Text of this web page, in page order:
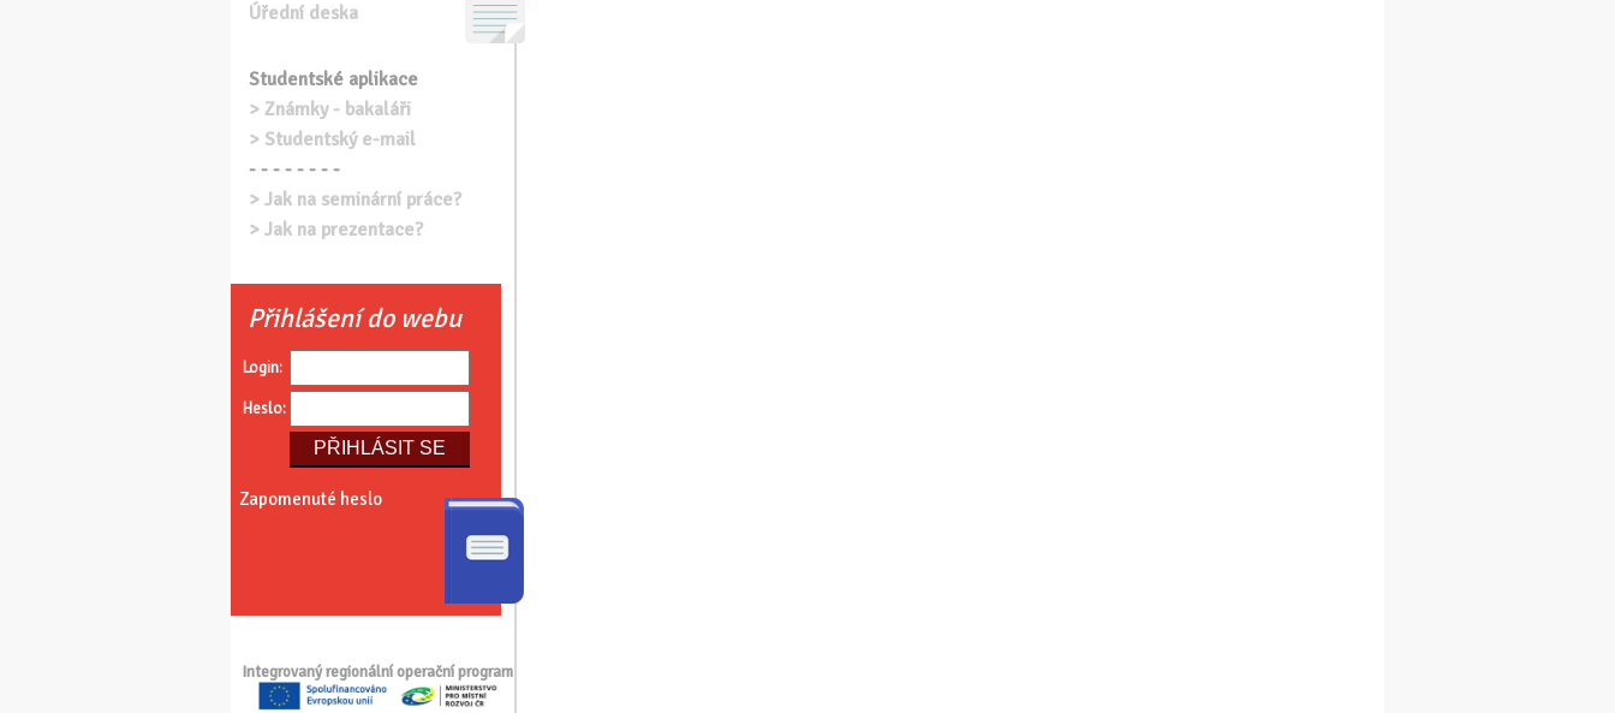
Úřední deska
Studentské aplikace
> Známky - bakaláři
> Studentský e-mail
- - - - - - - -
> Jak na seminární práce?
> Jak na prezentace?
Přihlášení do webu
Login:
Heslo:
Zapomenuté heslo
Integrovaný regionální operační program